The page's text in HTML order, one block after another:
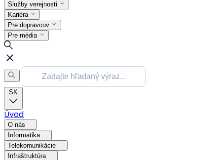
Služby verejnosti
Kariéra
Pre dopravcov
Pre média
SK
Úvod
O nás
Informatika
Telekomunikácie
Infraštruktúra